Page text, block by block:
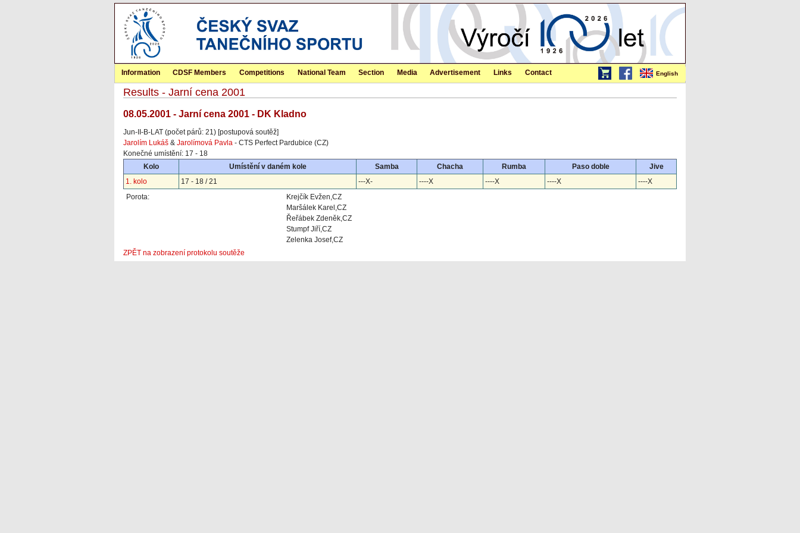
English
Information CDSF Members Competitions National Team Section Media Advertisement Links Contact
Results - Jarní cena 2001
08.05.2001 - Jarní cena 2001 - DK Kladno
Jun-II-B-LAT (počet párů: 21) [postupová soutěž]
Jarolím Lukáš & Jarolímová Pavla - CTS Perfect Pardubice (CZ)
Konečné umístění: 17 - 18
Kolo
Umístění v daném kole Samba Chacha Rumba Paso doble
Jive
1. kolo
17 - 18 / 21 ---X- ----X ----X ----X
----X
Porota:
Krejčík Evžen,CZ
Maršálek Karel,CZ
Řeřábek Zdeněk,CZ
Stumpf Jiří,CZ
Zelenka Josef,CZ
ZPĚT na zobrazení protokolu soutěže